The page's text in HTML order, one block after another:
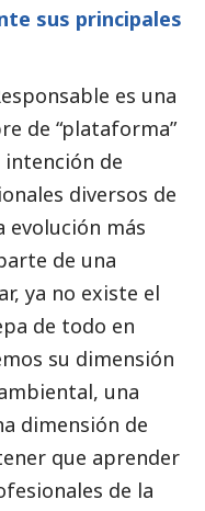
sus principales
es una
de “plataforma”
de
diversos de
evolución más
de una
ya no existe el
de todo en
su dimensión
una
dimensión de
que aprender
de la